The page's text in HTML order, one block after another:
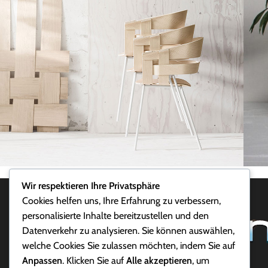
Accessories
Imperdiet mauris a nontin
Wir respektieren Ihre Privatsphäre
Cookies helfen uns, Ihre Erfahrung zu verbessern,
personalisierte Inhalte bereitzustellen und den
Datenverkehr zu analysieren. Sie können auswählen,
welche Cookies Sie zulassen möchten, indem Sie auf
Anpassen. Klicken Sie auf Alle akzeptieren, um